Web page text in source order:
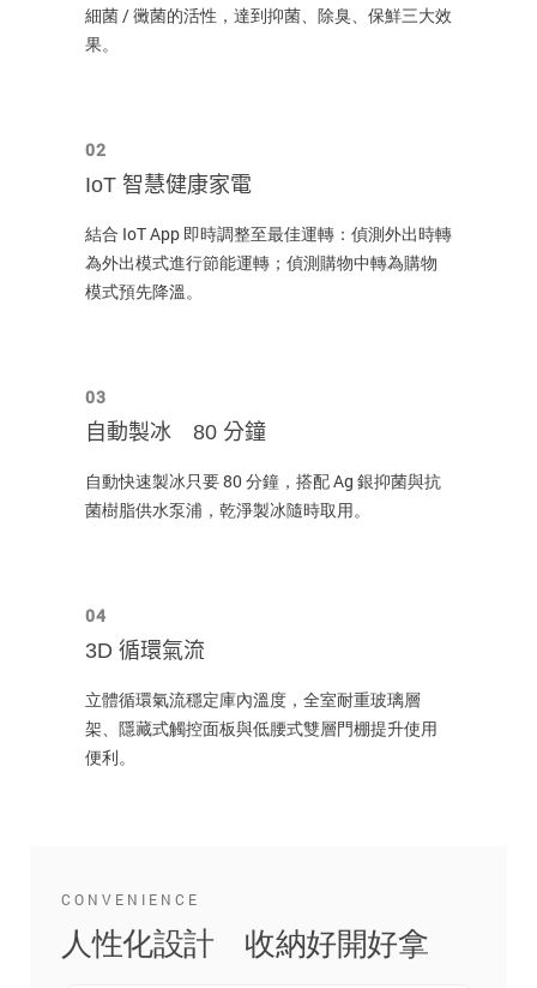
細菌 / 黴菌的活性，達到抑菌、除臭、保鮮三大效
果。
02
IoT 智慧健康家電
結合 IoT App 即時調整至最佳運轉：偵測外出時轉
為外出模式進行節能運轉；偵測購物中轉為購物
模式預先降溫。
03
自動製冰 80 分鐘
自動快速製冰只要 80 分鐘，搭配 Ag 銀抑菌與抗
菌樹脂供水泵浦，乾淨製冰隨時取用。
04
3D 循環氣流
立體循環氣流穩定庫內溫度，全室耐重玻璃層
架、隱藏式觸控面板與低腰式雙層門棚提升使用
便利。
CONVENIENCE
人性化設計 收納好開好拿